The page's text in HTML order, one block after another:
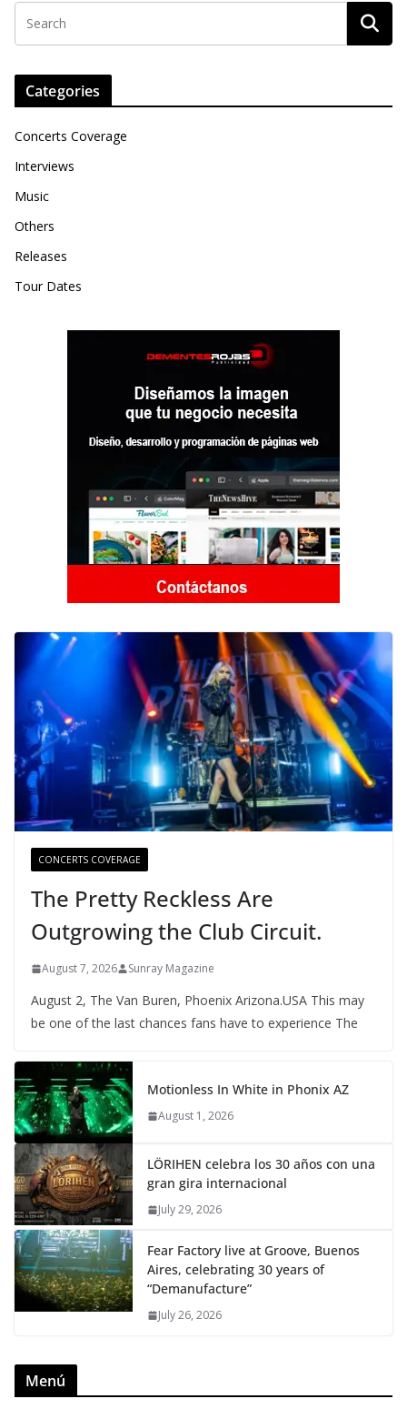
Categories
Concerts Coverage
Interviews
Music
Others
Releases
Tour Dates
CONCERTS COVERAGE
The Pretty Reckless Are
Outgrowing the Club Circuit.
August 7, 2026 Sunray Magazine
August 2, The Van Buren, Phoenix Arizona.USA This may
be one of the last chances fans have to experience The
Motionless In White in Phonix AZ
August 1, 2026
LÖRIHEN celebra los 30 años con una
gran gira internacional
July 29, 2026
Fear Factory live at Groove, Buenos
Aires, celebrating 30 years of
“Demanufacture”
July 26, 2026
Menú